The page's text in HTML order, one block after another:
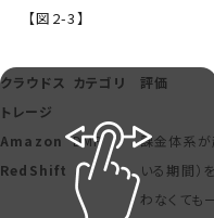
【図2-3】
クラウドス
トレージ
カテゴリ 評価
Amazon
RedShift
DMP
課金体系が
いる期間）
わなくても